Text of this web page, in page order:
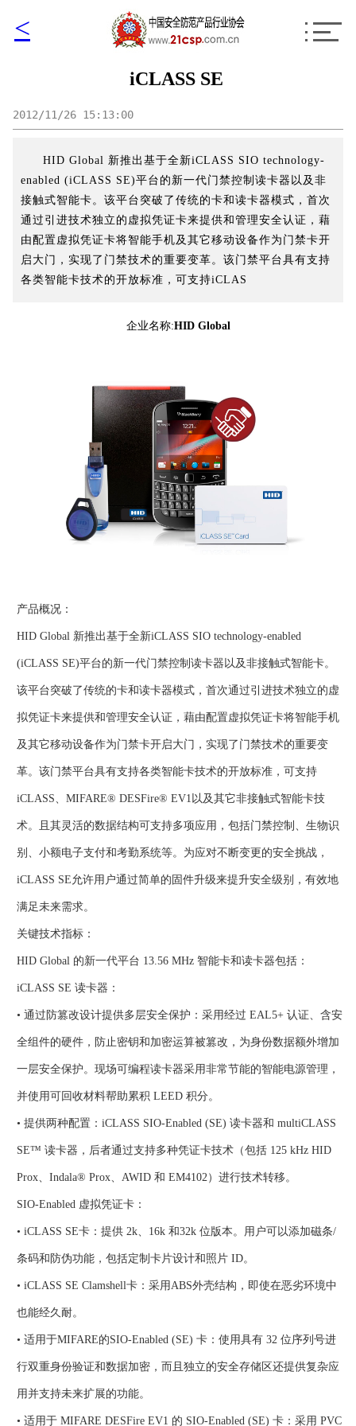
<
iCLASS SE
2012/11/26 15:13:00
HID Global 新推出基于全新iCLASS SIO technology-
enabled (iCLASS SE)平台的新一代门禁控制读卡器以及非
接触式智能卡。该平台突破了传统的卡和读卡器模式，首次
通过引进技术独立的虚拟凭证卡来提供和管理安全认证，藉
由配置虚拟凭证卡将智能手机及其它移动设备作为门禁卡开
启大门，实现了门禁技术的重要变革。该门禁平台具有支持
各类智能卡技术的开放标准，可支持iCLAS
企业名称:HID Global
产品概况：
HID Global 新推出基于全新iCLASS SIO technology-enabled
(iCLASS SE)平台的新一代门禁控制读卡器以及非接触式智能卡。
该平台突破了传统的卡和读卡器模式，首次通过引进技术独立的虚
拟凭证卡来提供和管理安全认证，藉由配置虚拟凭证卡将智能手机
及其它移动设备作为门禁卡开启大门，实现了门禁技术的重要变
革。该门禁平台具有支持各类智能卡技术的开放标准，可支持
iCLASS、MIFARE® DESFire® EV1以及其它非接触式智能卡技
术。且其灵活的数据结构可支持多项应用，包括门禁控制、生物识
别、小额电子支付和考勤系统等。为应对不断变更的安全挑战，
iCLASS SE允许用户通过简单的固件升级来提升安全级别，有效地
满足未来需求。
关键技术指标：
HID Global 的新一代平台 13.56 MHz 智能卡和读卡器包括：
iCLASS SE 读卡器：
• 通过防篡改设计提供多层安全保护：采用经过 EAL5+ 认证、含安
全组件的硬件，防止密钥和加密运算被篡改，为身份数据额外增加
一层安全保护。现场可编程读卡器采用非常节能的智能电源管理，
并使用可回收材料帮助累积 LEED 积分。
• 提供两种配置：iCLASS SIO-Enabled (SE) 读卡器和 multiCLASS
SE™ 读卡器，后者通过支持多种凭证卡技术（包括 125 kHz HID
Prox、Indala® Prox、AWID 和 EM4102）进行技术转移。
SIO-Enabled 虚拟凭证卡：
• iCLASS SE卡：提供 2k、16k 和32k 位版本。用户可以添加磁条/
条码和防伪功能，包括定制卡片设计和照片 ID。
• iCLASS SE Clamshell卡：采用ABS外壳结构，即使在恶劣环境中
也能经久耐。
• 适用于MIFARE的SIO-Enabled (SE) 卡：使用具有 32 位序列号进
行双重身份验证和数据加密，而且独立的安全存储区还提供复杂应
用并支持未来扩展的功能。
• 适用于 MIFARE DESFire EV1 的 SIO-Enabled (SE) 卡：采用 PVC